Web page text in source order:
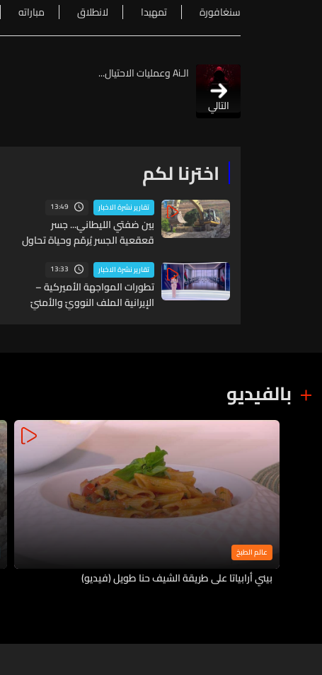
سنغافورة
تمهيدا لانطلاق مباراته
التالي
الـAi وعمليات الاحتيال...
اخترنا لكم
تقارير نشرة الاخبار 13:49
بين ضفتي الليطاني... جسر
قعقعية الجسر يُرمّم وحياة تحاول
تقارير نشرة الاخبار 13:33
تطورات المواجهة الأميركية –
الإيرانية الملف النوويّ والأمنيّ
بالفيديو
عالم الطبخ
بيني أرابياتا على طريقة الشيف حنا طويل (فيديو)